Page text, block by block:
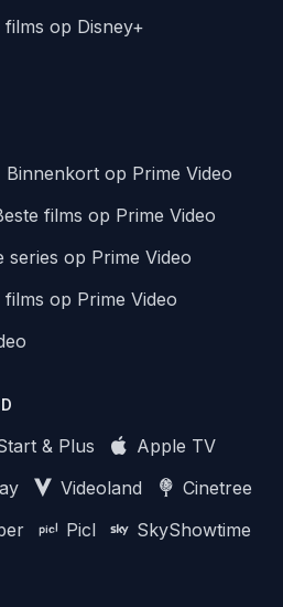
films op Disney+
Binnenkort op Prime Video
films op Prime Video
series op Prime Video
films op Prime Video
& Plus
Apple TV
Videoland
Cinetree
Picl
SkyShowtime